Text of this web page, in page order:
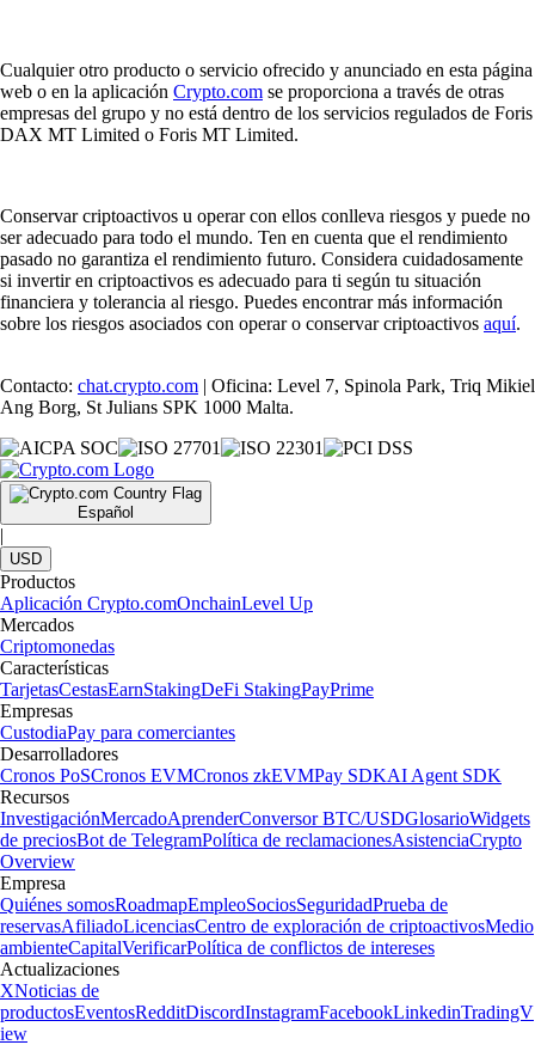
Cualquier otro producto o servicio ofrecido y anunciado en esta página
web o en la aplicación Crypto.com se proporciona a través de otras
empresas del grupo y no está dentro de los servicios regulados de Foris
DAX MT Limited o Foris MT Limited.
Conservar criptoactivos u operar con ellos conlleva riesgos y puede no
ser adecuado para todo el mundo. Ten en cuenta que el rendimiento
pasado no garantiza el rendimiento futuro. Considera cuidadosamente
si invertir en criptoactivos es adecuado para ti según tu situación
financiera y tolerancia al riesgo. Puedes encontrar más información
sobre los riesgos asociados con operar o conservar criptoactivos aquí.
Contacto: chat.crypto.com | Oficina: Level 7, Spinola Park, Triq Mikiel
Ang Borg, St Julians SPK 1000 Malta.
Español
|
USD
Productos
Aplicación Crypto.comOnchainLevel Up
Mercados
Criptomonedas
Características
TarjetasCestasEarnStakingDeFi StakingPayPrime
Empresas
CustodiaPay para comerciantes
Desarrolladores
Cronos PoSCronos EVMCronos zkEVMPay SDKAI Agent SDK
Recursos
InvestigaciónMercadoAprenderConversor BTC/USDGlosarioWidgets
de preciosBot de TelegramPolítica de reclamacionesAsistenciaCrypto
Overview
Empresa
Quiénes somosRoadmapEmpleoSociosSeguridadPrueba de
reservasAfiliadoLicenciasCentro de exploración de criptoactivosMedio
ambienteCapitalVerificarPolítica de conflictos de intereses
Actualizaciones
XNoticias de
productosEventosRedditDiscordInstagramFacebookLinkedinTradingV
iew